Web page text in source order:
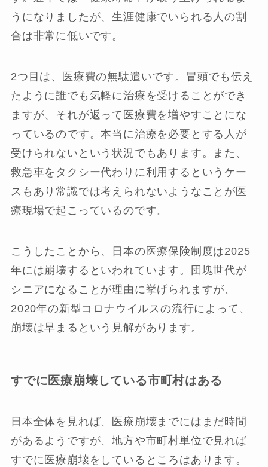
うになりましたが、生涯健康でいられる人の割
合は非常に低いです。
2つ目は、医療費の無駄遣いです。冒頭でも伝え
たように誰でも気軽に治療を受けることができ
ますが、それが返って医療費を増やすことにな
っているのです。本当に治療を必要とする人が
受けられないという状況でもあります。また、
救急車をタクシー代わりに利用するというケー
スもあり常識では考えられないようなことが医
療現場で起こっているのです。
こうしたことから、日本の医療保険制度は2025
年には崩壊するといわれています。団塊世代が
シニアになることが理由に挙げられますが、
2020年の新型コロナウイルスの流行によって、
崩壊は早まるという見解があります。
すでに医療崩壊している市町村はある
日本全体を見れば、医療崩壊までにはまだ時間
があるようですが、地方や市町村単位で見れば
すでに医療崩壊をしているところはあります。